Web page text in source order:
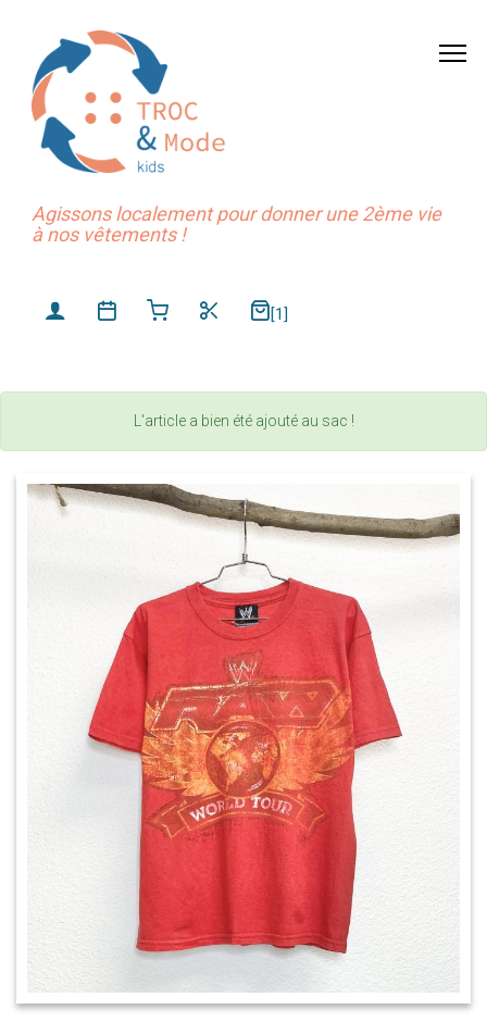
Agissons localement pour donner une 2ème vie
à nos vêtements !
[1]
L'article a bien été ajouté au sac !